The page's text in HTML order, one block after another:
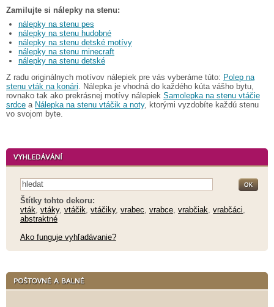
Zamilujte si nálepky na stenu:
nálepky na stenu pes
nálepky na stenu hudobné
nálepky na stenu detské motívy
nálepky na stenu minecraft
nálepky na stenu detské
Z radu originálnych motívov nálepiek pre vás vyberáme túto: Polep na
stenu vták na konári . Nálepka je vhodná do každého kúta vášho bytu,
rovnako tak ako prekrásnej motívy nálepiek Samolepka na stenu vtáčie
srdce a Nálepka na stenu vtáčik a noty, ktorými vyzdobíte každú stenu
vo svojom byte.
Štítky tohto dekoru:
vták vtáky, vtáčik vtáčiky, vrabec vrabce vrabčiak vrabčáci
abstraktné
Ako funguje vyhľadávanie?